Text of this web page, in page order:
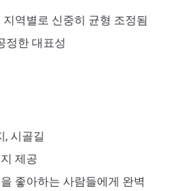
지역별로 신중히 균형 조정됨
정한 대표성
, 시골길
제공
좋아하는 사람들에게 완벽